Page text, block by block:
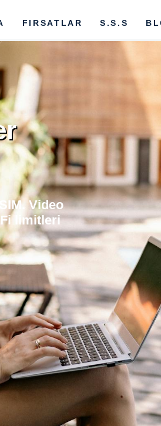
FIRSATLAR S.S.S
Video
limitleri